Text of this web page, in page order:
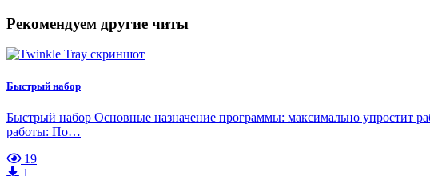
Рекомендуем другие читы
Быстрый набор
Быстрый набор Основные назначение программы: максимально упростит
работы: По…
19
1